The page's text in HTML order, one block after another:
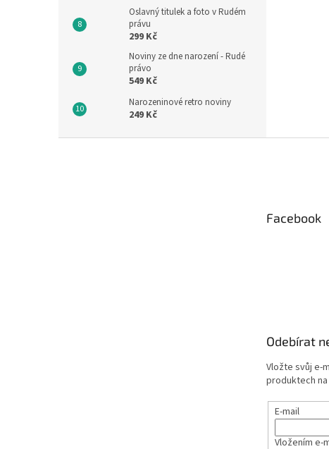
Oslavný titulek a foto v Rudém
právu
299 Kč
Noviny ze dne narození - Rudé
právo
549 Kč
Narozeninové retro noviny
249 Kč
Facebook
Odebírat
Vložte svůj e-
produktech
E-mail
Vložením e-